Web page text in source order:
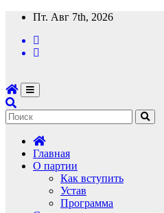
Перейти
содержимому
Пт. Авг 7th, 2026
Главная
О партии
Как вступить
Устав
Программа